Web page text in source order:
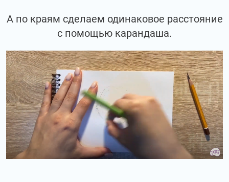
А по краям сделаем одинаковое расстояние
с помощью карандаша.